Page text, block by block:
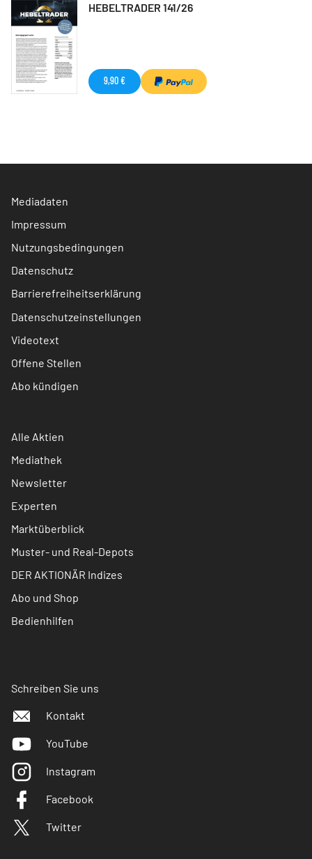
HEBELTRADER 141/26
9,90 €
Mediadaten
Impressum
Nutzungsbedingungen
Datenschutz
Barrierefreiheitserklärung
Datenschutzeinstellungen
Videotext
Offene Stellen
Abo kündigen
Alle Aktien
Mediathek
Newsletter
Experten
Marktüberblick
Muster- und Real-Depots
DER AKTIONÄR Indizes
Abo und Shop
Bedienhilfen
Schreiben Sie uns
Kontakt
YouTube
Instagram
Facebook
Twitter